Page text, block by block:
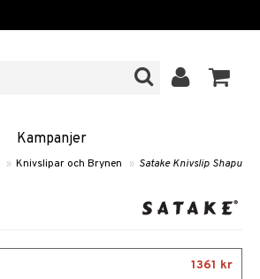
Kampanjer
» Knivslipar och Brynen » Satake Knivslip Shapu
1361 kr